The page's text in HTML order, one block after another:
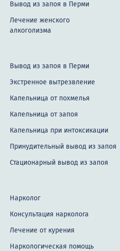
Вывод из запоя в Перми
Лечение женского
алкоголизма
Вывод из запоя в Перми
Экстренное вытрезвление
Капельница от похмелья
Капельница от запоя
Капельница при интоксикации
Принудительный вывод из запоя
Стационарный вывод из запоя
Нарколог
Консультация нарколога
Лечение от курения
Наркологическая помощь